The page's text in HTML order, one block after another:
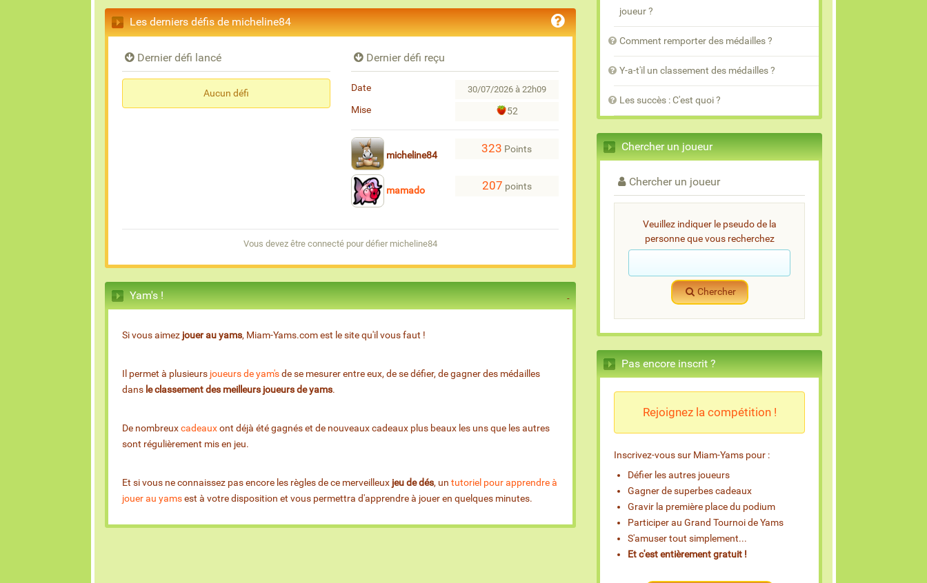
Les derniers défis de micheline84
Dernier défi lancé
Aucun défi
Dernier défi reçu
Date 30/07/2026 à 22h09
Mise 52
micheline84
323 Points
mamado 207 points
Vous devez être connecté pour défier micheline84
Yam's !
Si vous aimez jouer au yams, Miam-Yams.com est le site qu'il vous faut !
Il permet à plusieurs joueurs de yam'sde se mesurer entre eux, de se défier, de gagner des médailles
dans le classement des meilleurs joueurs de yams.
De nombreuxcadeauxont déjà été gagnés et de nouveaux cadeaux plus beaux les uns que les autres
sont régulièrement mis en jeu.
Et si vous ne connaissez pas encore les règles de ce merveilleux jeu de dés, un tutoriel pour apprendre à
jouer au yamsest à votre disposition et vous permettra d'apprendre à jouer en quelques minutes.
joueur ?
Comment remporter des médailles ?
Y-a-t'il un classement des médailles ?
Les succès : C'est quoi ?
Chercher un joueur
Chercher un joueur
Veuillez indiquer le pseudo de la
personne que vous recherchez
Chercher
Pas encore inscrit ?
Rejoignez la compétition !
Inscrivez-vous sur Miam-Yams pour :
Défier les autres joueurs
Gagner de superbes cadeaux
Gravir la première place du podium
Participer au Grand Tournoi de Yams
S'amuser tout simplement...
Et c'est entièrement gratuit !